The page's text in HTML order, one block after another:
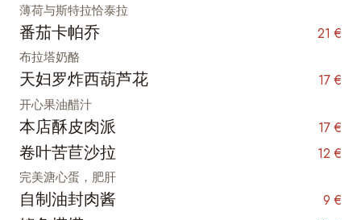
薄荷与斯特拉恰泰拉
番茄卡帕乔 21 €
布拉塔奶酪
天妇罗炸西葫芦花 17 €
开心果油醋汁
本店酥皮肉派 17 €
卷叶苦苣沙拉 12 €
完美溏心蛋，肥肝
自制油封肉酱 9 €